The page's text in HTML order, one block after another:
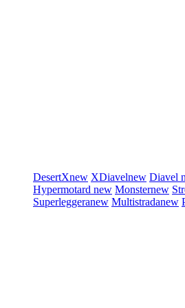
DesertXnew XDiavelnew Diavel
Hypermotard new Monsternew
Superleggeranew Multistradanew